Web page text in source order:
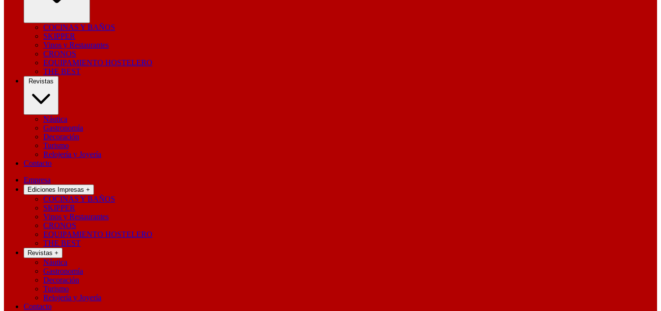
COCINAS Y BAÑOS
SKIPPER
Vinos y Restaurantes
CRONOS
EQUIPAMIENTO HOSTELERO
THE BEST
Revistas
Náutica
Gastronomía
Decoración
Turismo
Relojería y Joyería
Contacto
Empresa
Ediciones Impresas +
COCINAS Y BAÑOS
SKIPPER
Vinos y Restaurantes
CRONOS
EQUIPAMIENTO HOSTELERO
THE BEST
Revistas +
Náutica
Gastronomía
Decoración
Turismo
Relojería y Joyería
Contacto